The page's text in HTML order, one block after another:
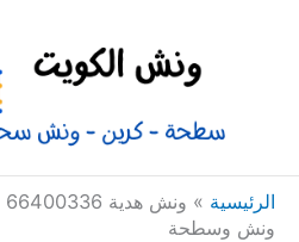
الرئيسية »
ونش وسطحة